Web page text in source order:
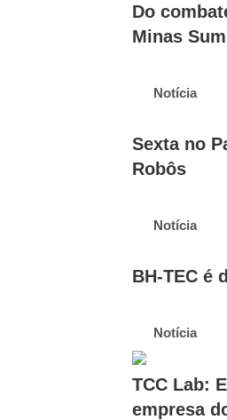
Do
Minas
Notícia
Sexta no
Robôs
Notícia
BH-TEC é
Notícia
TCC Lab:
empresa